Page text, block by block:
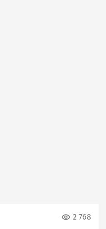
2 768